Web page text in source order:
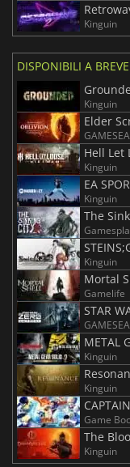
Kinguin
DISPONIBILI A BREVE
Kinguin
Elder
Hell Let
Kinguin
EA
Kinguin
The
Kinguin
Mortal
Gamelife
STAR
Kinguin
Kinguin
Game
The
Kinguin